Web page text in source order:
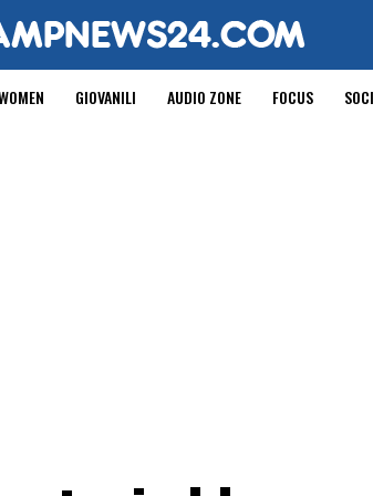
GIOVANILI AUDIO ZONE FOCUS